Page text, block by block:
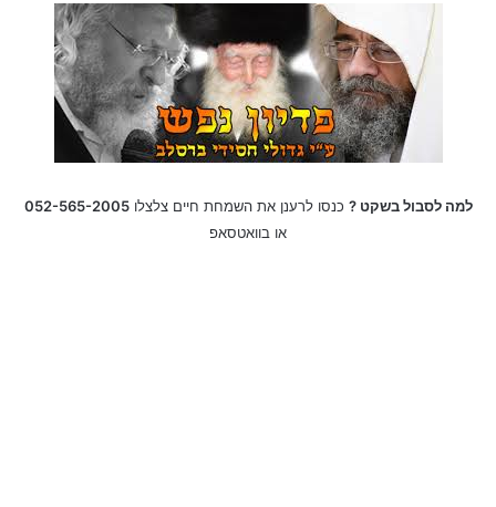
למה לסבול בשקט ? כנסו לרענן את השמחת חיים צלצלו052-565-2005
או בוואטסאפ